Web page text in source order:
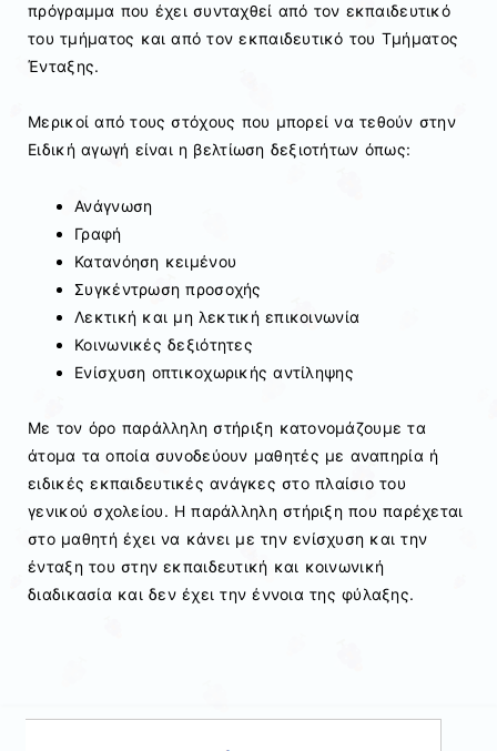
πρόγραμμα που έχει συνταχθεί από τον εκπαιδευτικό
του τμήματος και από τον εκπαιδευτικό του Τμήματος
Ένταξης.
Μερικοί από τους στόχους που μπορεί να τεθούν στην
Ειδική αγωγή είναι η βελτίωση δεξιοτήτων όπως:
Ανάγνωση
Γραφή
Κατανόηση κειμένου
Συγκέντρωση προσοχής
Λεκτική και μη λεκτική επικοινωνία
Κοινωνικές δεξιότητες
Ενίσχυση οπτικοχωρικής αντίληψης
Με τον όρο παράλληλη στήριξη κατονομάζουμε τα
άτομα τα οποία συνοδεύουν μαθητές με αναπηρία ή
ειδικές εκπαιδευτικές ανάγκες στο πλαίσιο του
γενικού σχολείου. Η παράλληλη στήριξη που παρέχεται
στο μαθητή έχει να κάνει με την ενίσχυση και την
ένταξη του στην εκπαιδευτική και κοινωνική
διαδικασία και δεν έχει την έννοια της φύλαξης.